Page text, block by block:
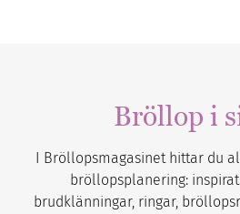
Bröllop i
I Bröllopsmagasinet hittar du
bröllopsplanering:
brudklänningar, ringar,